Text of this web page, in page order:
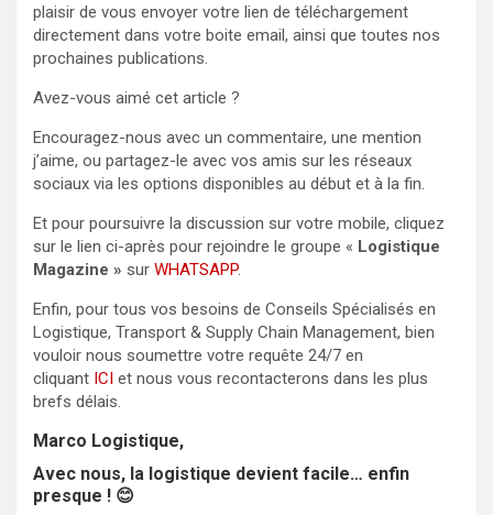
plaisir de vous envoyer votre lien de téléchargement
directement dans votre boite email, ainsi que toutes nos
prochaines publications.
Avez-vous aimé cet article ?
Encouragez-nous avec un commentaire, une mention
j’aime, ou partagez-le avec vos amis sur les réseaux
sociaux via les options disponibles au début et à la fin.
Et pour poursuivre la discussion sur votre mobile, cliquez
sur le lien ci-après pour rejoindre le groupe « Logistique
Magazine » sur WHATSAPP.
Enfin, pour tous vos besoins de Conseils Spécialisés en
Logistique, Transport & Supply Chain Management, bien
vouloir nous soumettre votre requête 24/7 en
cliquant ICI et nous vous recontacterons dans les plus
brefs délais.
Marco Logistique,
Avec nous, la logistique devient facile… enfin
presque ! 😊